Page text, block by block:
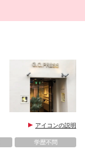
アイコンの説明
学歴不問